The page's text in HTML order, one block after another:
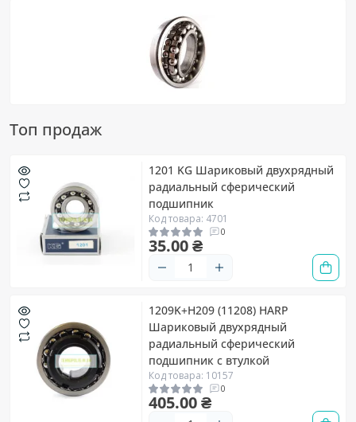
Топ продаж
1201 KG Шариковый двухрядный
радиальный сферический
подшипник
Код товара: 4701
0
35.00 ₴
1209K+H209 (11208) HARP
Шариковый двухрядный
радиальный сферический
подшипник с втулкой
Код товара: 10157
0
405.00 ₴